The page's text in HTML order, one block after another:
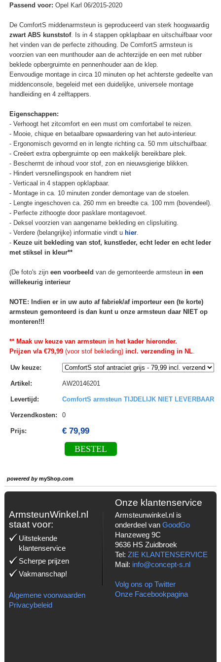
Passend voor: Opel Karl 06/2015-2020
De ComfortS middenarmsteun is geproduceerd van sterk hoogwaardig
zwart ABS kunststof. Is in 4 stappen opklapbaar en uitschuifbaar voor
het vinden van de perfecte zithouding. De ComfortS armsteun is
voorzien van een munthouder aan de achterzijde en een met rubber
beklede opbergruimte en pennenhouder aan de klep.
Eenvoudige montage in circa 10 minuten op het achterste gedeelte van
middenconsole, begeleid met een duidelijke, universele montage
handleiding en 4 zelftappers.
Eigenschappen:
- Verhoogt het zitcomfort en een must om comfortabel te reizen.
- Mooie, chique en betaalbare opwaardering van het auto-interieur.
- Ergonomisch gevormd en in lengte richting ca. 50 mm uitschuifbaar.
- Creëert extra opbergruimte op een makkelijk bereikbare plek.
- Beschermt de inhoud voor stof, zon en nieuwsgierige blikken.
- Hindert versnellingspook en handrem niet
- Verticaal in 4 stappen opklapbaar.
- Montage in ca. 10 minuten zonder demontage van de stoelen.
- Lengte ingeschoven ca. 260 mm en breedte ca. 100 mm (bovendeel).
- Perfecte zithoogte door pasklare montagevoet.
- Deksel voorzien van aangename bekleding en clipsluiting.
- Verdere (belangrijke) informatie vindt u hier.
- Keuze uit bekleding van stof, kunstleder, echt leder en echt leder
met stiksel in kleur**
(De foto's zijn een voorbeeld van de gemonteerde armsteun in een
willekeurig interieur
NOTE: Indien er in uw auto af fabriek/af importeur een (te korte)
armsteun gemonteerd is dan kunt u onze armsteun daar NIET op
monteren!!!
** Maak uw keuze van armsteun in het kader hieronder.
Prijzen v/a €79,99(voor stof bekleding)incl. verzending in NL.
Uw keuze:
Artikel : AW20146201
Levertijd : ComfortS armsteun TIJDELIJK NIET LEVERBAAR
Verzendkosten: 0
Prijs: € 79,99
BESTEL
powered bymyShop.com
ArmsteunWinkel.nl
staat voor:
Uitstekende
klantenservice
Scherpe prijzen
Vakmanschap!
Algemene voorwaarden
Privacybeleid
Onze klantenservice
Armsteunwinkel.nl is
onderdeel van GoodGo
Hanzeweg 9C
9636 HS Zuidbroek
Tel: ZIE KLANTENSERVICE
Mail: info@concept-s.nl
Volg ons op Twitter
Onze Facebookpagina